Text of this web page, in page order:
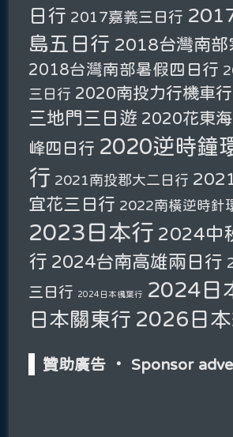
日行 2017嘉義三日行
島五日行 2018台灣南部
2018台灣南部暑假四日行
三日行 2020南投力行機車行
三地門三日遊 2020花東
峰四日行 2020逆時鐘
行 2021南投郡大二日行
宜花三日行 2022南橫逆時針
2023日本行 2024中
行 2024台南高雄兩日行
三日行 2024日本楓葉行 2024日
日本關東行 2026日
贊助廣告 ‧ Sponsor